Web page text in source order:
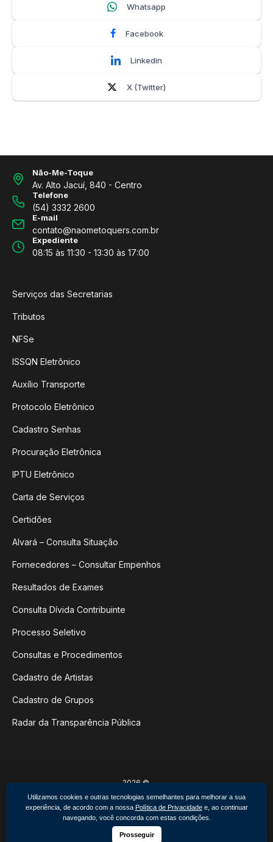
Whatsapp
Facebook
Linkedin
X (Twitter)
Não-Me-Toque
Av. Alto Jacuí, 840 - Centro
Telefone
(54) 3332 2600
E-mail
contato@naometoquers.com.br
Expediente
08:15 às 11:30 - 13:30 às 17:00
Serviços das Secretarias
Tributos
NFSe
ISSQN Eletrônico
Auxílio Transporte
Protocolo Eletrônico
Cadastro Senhas
Procuração Eletrônica
IPTU Eletrônico
Carta de Serviços
Certidões
Alvará – Consulta Situação
Fornecedores – Consultar Empenhos
Resultados de Exames
Consulta Dívida Contribuinte
Processo Seletivo
Consultas e Procedimentos
Cadastro de Artistas
Cadastro de Grupos
Radar da Transparência Pública
2026 ©
Todos os direitos reservados.
Feito por upside.rs
FacebookInstagram
Utilizamos cookies e outras tecnologias semelhantes para melhorar a sua
experiência, de acordo com a nossa Política de Privacidadee, ao continuar
navegando, você concorda com estas condições.
Prosseguir